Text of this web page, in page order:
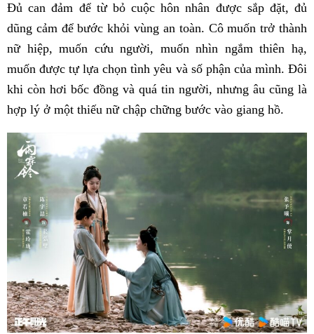
Đủ can đảm để từ bỏ cuộc hôn nhân được sắp đặt, đủ
dũng cảm để bước khỏi vùng an toàn. Cô muốn trở thành
nữ hiệp, muốn cứu người, muốn nhìn ngắm thiên hạ,
muốn được tự lựa chọn tình yêu và số phận của mình. Đôi
khi còn hơi bốc đồng và quá tin người, nhưng âu cũng là
hợp lý ở một thiếu nữ chập chững bước vào giang hồ.